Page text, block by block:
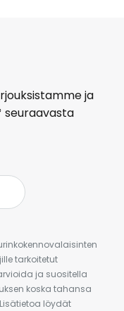
ja
seuraavasta
tarkoitetut
ja suositella
koska tahansa
löydät